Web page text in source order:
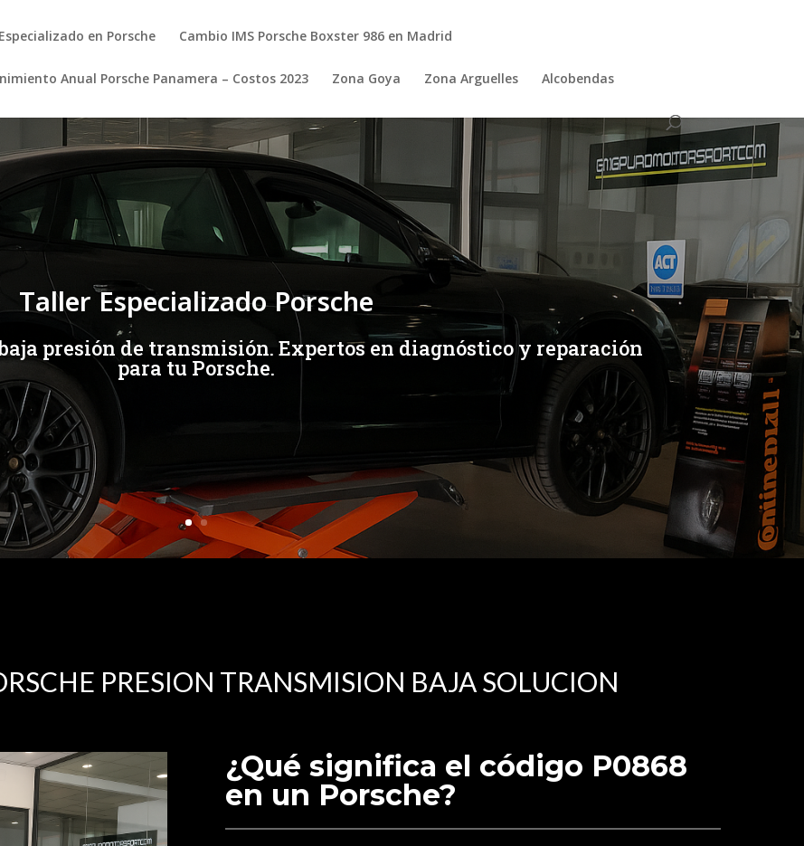
en Porsche Cambio IMS Porsche Boxster 986 en Madrid
Anual Porsche Panamera – Costos 2023 Zona Goya Zona Arguelles Alcobendas
Taller Especializado Porsche
presión de transmisión. Expertos en diagnóstico y reparación
para tu Porsche.
PRESION TRANSMISION BAJA SOLUCION
¿Qué significa el código P0868
en un Porsche?